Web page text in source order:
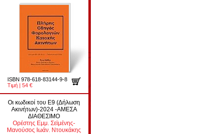
ISBN 978-618-83144-9-8
Τιμή | 54 €
Οι κωδικοί του Ε9 (Δήλωση
Ακινήτων)-2024 -ΑΜΕΣΑ
ΔΙΑΘΕΣΙΜΟ
Ορέστης Εμμ. Σεϊμένης-
Μανούσος Ιωάν. Ντουκάκης